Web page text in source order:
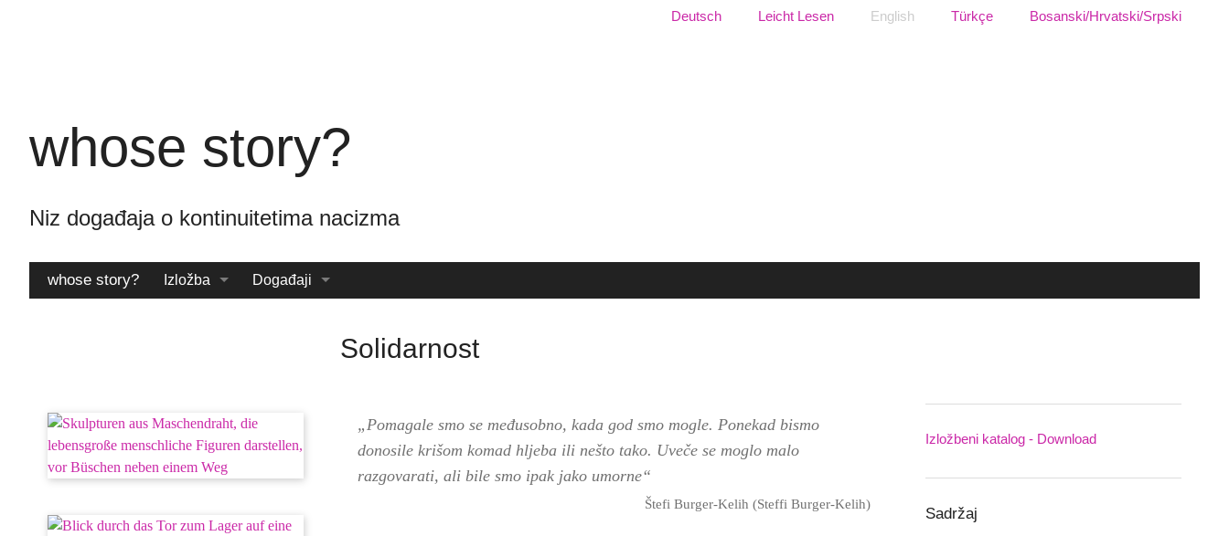
Jezik:
Deutsch Leicht Lesen English Türkçe Bosanski/Hrvatski/Srpski
whose story?
Niz događaja o kontinuitetima nacizma
whose story? Izložba Događaji
Solidarnost
„Pomagale smo se međusobno, kada god smo mogle. Ponekad bismo
donosile krišom komad hljeba ili nešto tako. Uveče se moglo malo
razgovarati, ali bile smo ipak jako umorne“
Štefi Burger-Kelih (Steffi Burger-Kelih)
Downloads
Izložbeni katalog - Download
Sadržaj